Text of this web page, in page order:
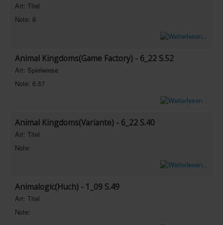
Art: Titel
Note: 8
Animal Kingdoms(Game Factory) - 6_22 S.52
Art: Spielwiese
Note: 6,57
Animal Kingdoms(Variante) - 6_22 S.40
Art: Titel
Note:
Animalogic(Huch) - 1_09 S.49
Art: Titel
Note: